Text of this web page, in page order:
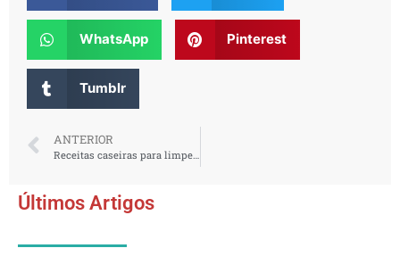
Últimos Artigos
WhatsApp Pinterest
Tumblr
ANTERIOR